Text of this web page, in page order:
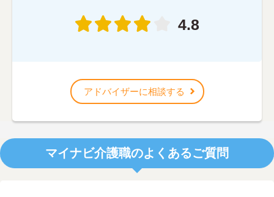
4.8
アドバイザーに相談する
マイナビ介護職のよくあるご質問